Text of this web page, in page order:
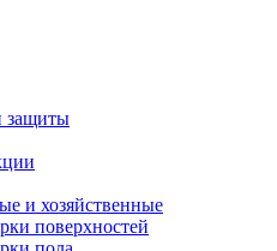
защиты
и хозяйственные
поверхностей